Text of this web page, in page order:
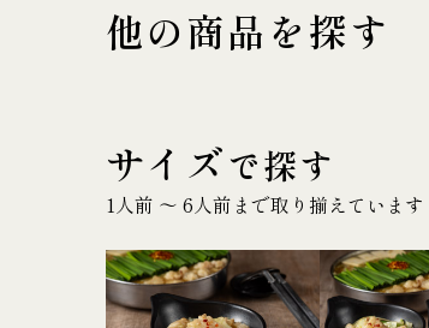
他の商品を探す
サイズで探す
1人前 〜 6人前まで取り揃えています